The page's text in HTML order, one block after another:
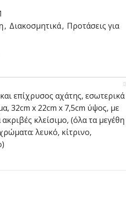
, Διακοσμητικά, Προτάσεις για
επίχρυσος αχάτης, εσωτερικά
32cm x 22cm x 7,5cm ύψος, με
κλείσιμο, (όλα τα μεγέθη
λευκό, κίτρινο,